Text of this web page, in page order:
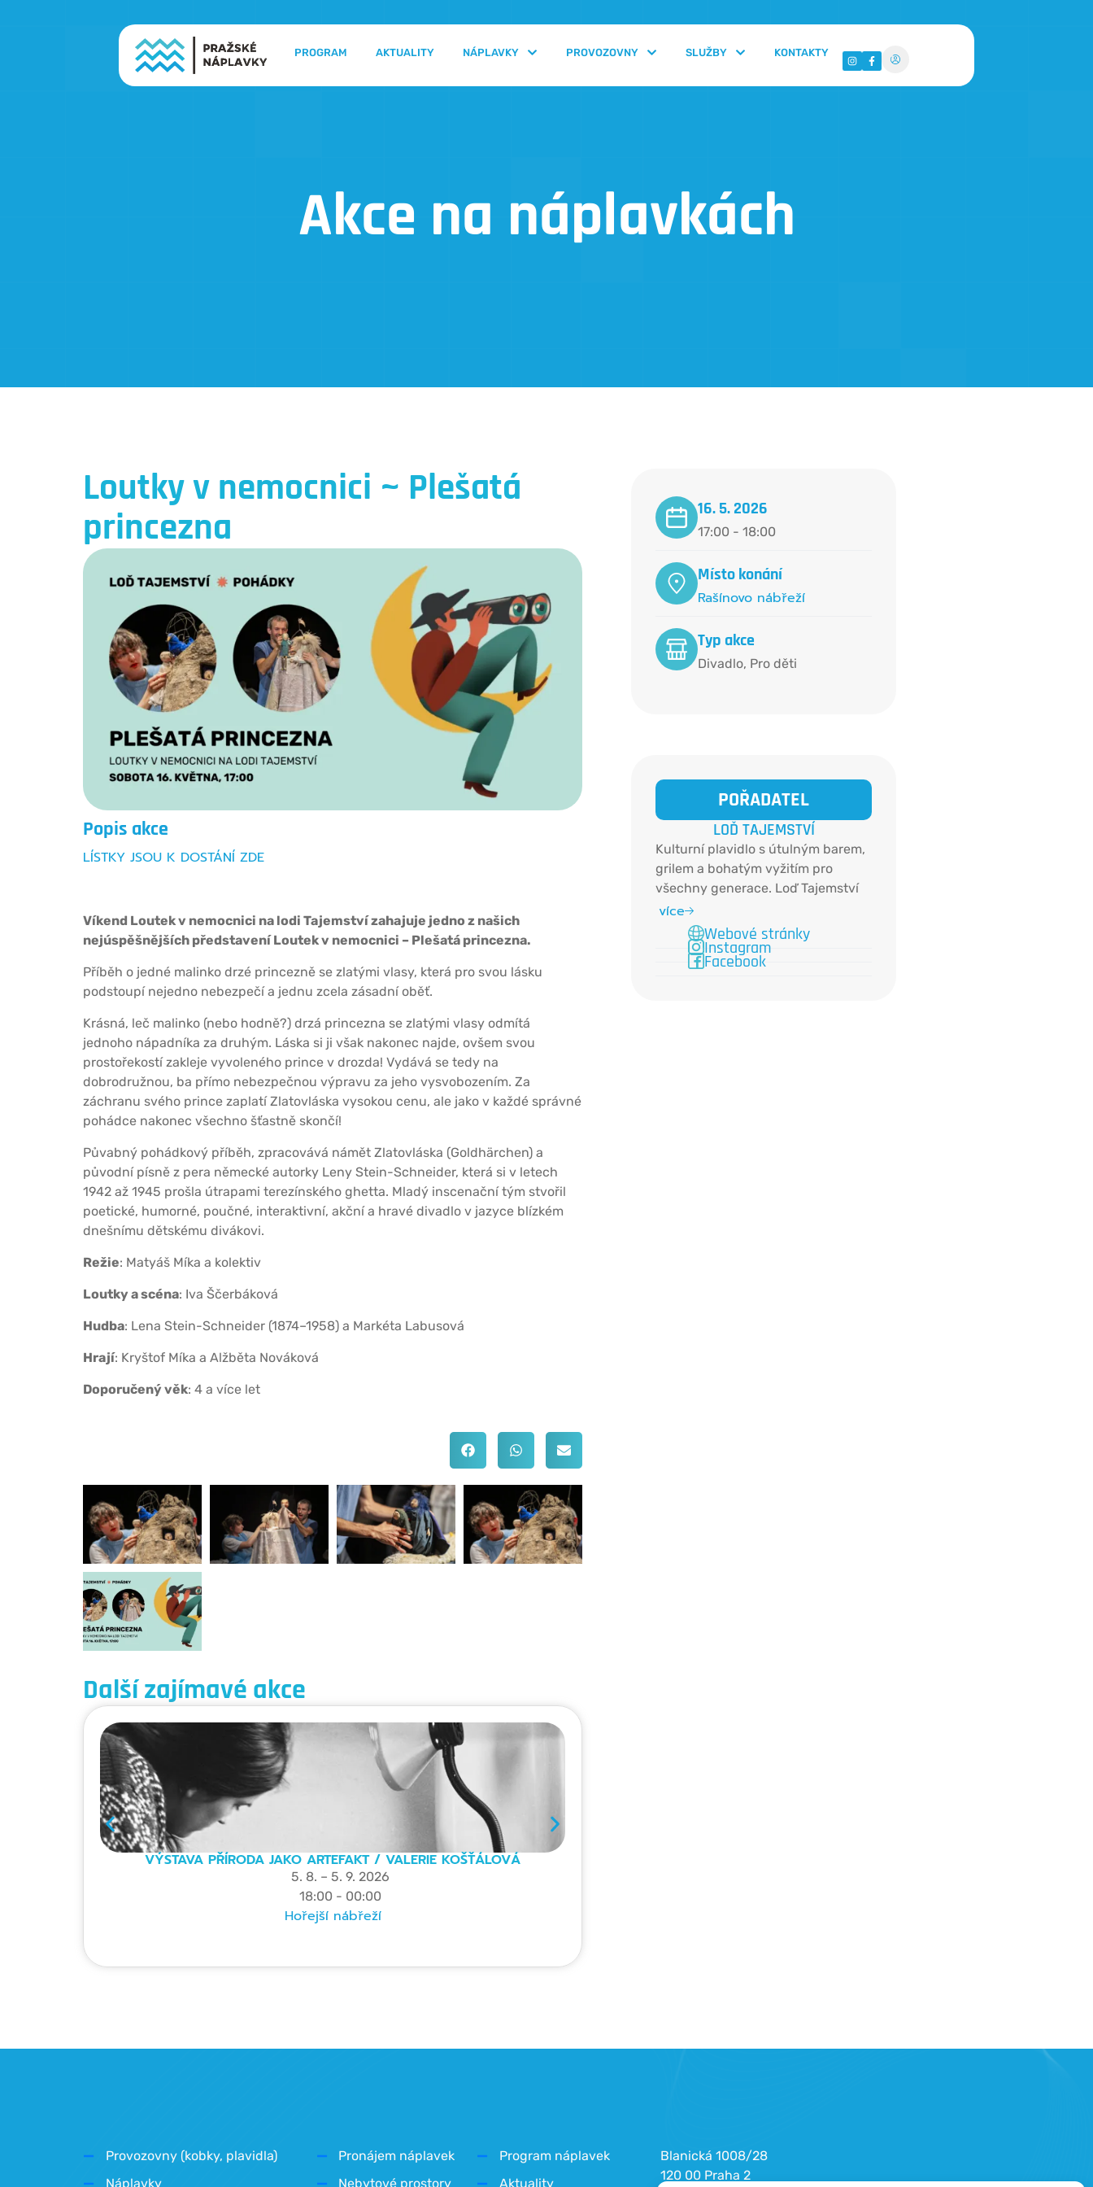
PROGRAM AKTUALITY NÁPLAVKY PROVOZOVNY SLUŽBY KONTAKTY
Akce na náplavkách
Loutky v nemocnici ~ Plešatá
princezna
Popis akce
LÍSTKY JSOU K DOSTÁNÍ ZDE
Víkend Loutek v nemocnici na lodi Tajemství zahajuje jedno z našich
nejúspěšnějších představení Loutek v nemocnici – Plešatá princezna.
Příběh o jedné malinko drzé princezně se zlatými vlasy, která pro svou lásku
podstoupí nejedno nebezpečí a jednu zcela zásadní oběť.
Krásná, leč malinko (nebo hodně?) drzá princezna se zlatými vlasy odmítá
jednoho nápadníka za druhým. Láska si ji však nakonec najde, ovšem svou
prostořekostí zakleje vyvoleného prince v drozda! Vydává se tedy na
dobrodružnou, ba přímo nebezpečnou výpravu za jeho vysvobozením. Za
záchranu svého prince zaplatí Zlatovláska vysokou cenu, ale jako v každé správné
pohádce nakonec všechno šťastně skončí!
Půvabný pohádkový příběh, zpracovává námět Zlatovláska (Goldhärchen) a
původní písně z pera německé autorky Leny Stein-Schneider, která si v letech
1942 až 1945 prošla útrapami terezínského ghetta. Mladý inscenační tým stvořil
poetické, humorné, poučné, interaktivní, akční a hravé divadlo v jazyce blízkém
dnešnímu dětskému divákovi.
Režie: Matyáš Míka a kolektiv
Loutky a scéna: Iva Ščerbáková
Hudba: Lena Stein-Schneider (1874–1958) a Markéta Labusová
Hrají: Kryštof Míka a Alžběta Nováková
Doporučený věk: 4 a více let
Další zajímavé akce
VÝSTAVA PŘÍRODA JAKO ARTEFAKT / VALERIE KOŠŤÁLOVÁ
5. 8. – 5. 9. 2026
18:00 - 00:00
Hořejší nábřeží
16. 5. 2026
17:00 - 18:00
Místo konání
Rašínovo nábřeží
Typ akce
Divadlo, Pro děti
POŘADATEL
LOĎ TAJEMSTVÍ
Kulturní plavidlo s útulným barem,
grilem a bohatým vyžitím pro
všechny generace. Loď Tajemství
je bývalý tlačný člun na uhlí
přestavený na divadlo, v sále se
toho ale děje mnohem více -
koncerty, loutková představení
více
Webové stránky
Instagram
Facebook
Provozovny (kobky, plavidla)
Náplavky
Pronájem náplavek
Nebytové prostory
Program náplavek
Aktuality
Blanická 1008/28
120 00 Praha 2